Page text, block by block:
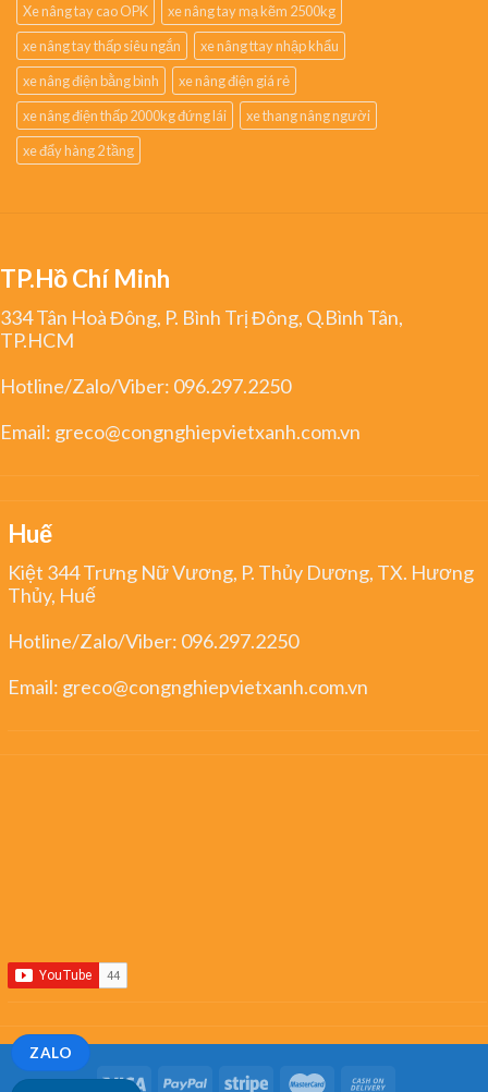
ZALO
Xe nâng tay cao OPK
xe nâng tay mạ kẽm 2500kg
xe nâng tay thấp siêu ngắn
xe nâng ttay nhập khẩu
xe nâng điện bằng bình
xe nâng điện giá rẻ
xe nâng điện thấp 2000kg đứng lái
xe thang nâng người
xe đẩy hàng 2 tầng
TP.Hồ Chí Minh
334 Tân Hoà Đông, P. Bình Trị Đông, Q.Bình Tân,
TP.HCM
Hotline/Zalo/Viber: 096.297.2250
Email: greco@congnghiepvietxanh.com.vn
Huế
Kiệt 344 Trưng Nữ Vương, P. Thủy Dương, TX. Hương
Thủy, Huế
Hotline/Zalo/Viber: 096.297.2250
Email: greco@congnghiepvietxanh.com.vn